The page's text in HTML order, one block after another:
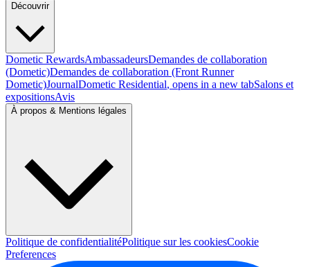
Découvrir
Dometic RewardsAmbassadeursDemandes de collaboration
(Dometic)Demandes de collaboration (Front Runner
Dometic)JournalDometic Residential, opens in a new tabSalons et
expositionsAvis
À propos & Mentions légales
Politique de confidentialitéPolitique sur les cookiesCookie
Preferences